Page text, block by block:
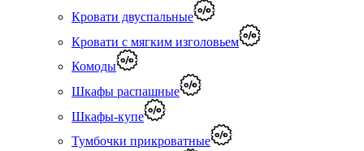
Кровати двуспальные
Кровати с мягким изголовьем
Комоды
Шкафы распашные
Шкафы-купе
Тумбочки прикроватные